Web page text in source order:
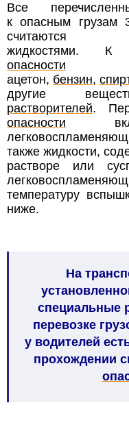
Все
к опасным грузам
считаются
жидкостями. К
опасности
ацетон, бензин,
другие
растворителей.
опасности
также жидкости,
растворе или
температуру
ниже.
На
специальные
перевозке
у водителей
прохождении